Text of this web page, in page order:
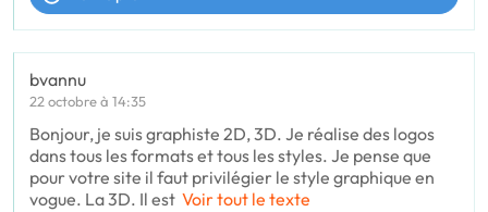
bvannu
22 octobre à 14:35
Bonjour, je suis graphiste 2D, 3D. Je réalise des logos
dans tous les formats et tous les styles. Je pense que
pour votre site il faut privilégier le style graphique en
vogue. La 3D. Il est Voir tout le texte